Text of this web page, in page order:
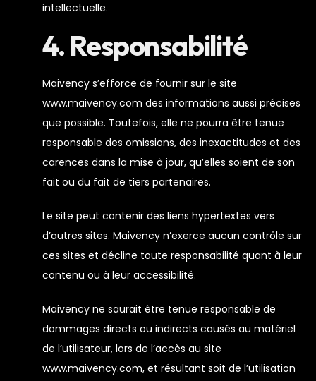
intellectuelle.
4. Responsabilité
Maivency s’efforce de fournir sur le site
www.maivency.com des informations aussi précises
que possible. Toutefois, elle ne pourra être tenue
responsable des omissions, des inexactitudes et des
carences dans la mise à jour, qu’elles soient de son
fait ou du fait de tiers partenaires.
Le site peut contenir des liens hypertextes vers
d’autres sites. Maivency n’exerce aucun contrôle sur
ces sites et décline toute responsabilité quant à leur
contenu ou à leur accessibilité.
Maivency ne saurait être tenue responsable de
dommages directs ou indirects causés au matériel
de l’utilisateur, lors de l’accès au site
www.maivency.com, et résultant soit de l’utilisation